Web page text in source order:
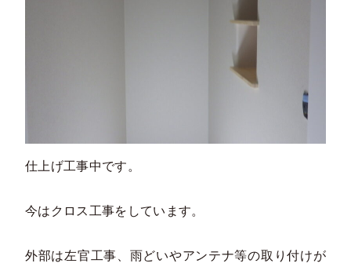
仕上げ工事中です。
今はクロス工事をしています。
外部は左官工事、雨どいやアンテナ等の取り付けが